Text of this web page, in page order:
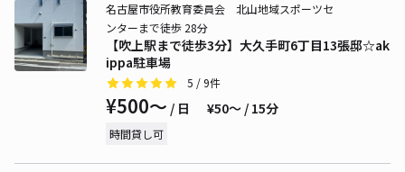
【吹上駅まで徒歩3分】大久手町6丁目13張邸☆ak
ippa駐車場
名古屋市役所教育委員会 北山地域スポーツセ
ンターまで徒歩 28分
5 / 9件
¥500〜 / 日 ¥50〜 / 15分
時間貸し可